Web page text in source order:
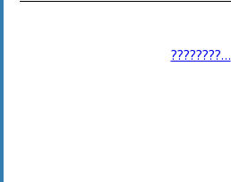
????????...